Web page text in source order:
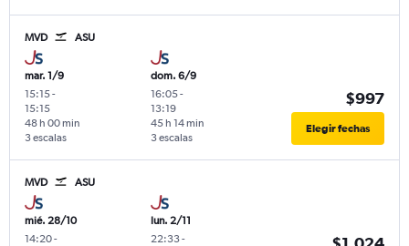
MVD ASU
mar. 1/9
15:15-
15:15
3 escalas
48 h 00 min
dom. 6/9
16:05-
13:19
3 escalas
45 h 14 min
$997
Elegir fechas
MVD ASU
mié. 28/10
14:20-
lun. 2/11
22:33-